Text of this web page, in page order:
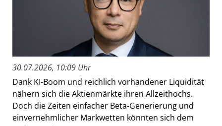
30.07.2026, 10:09 Uhr
Dank KI-Boom und reichlich vorhandener Liquidität
nähern sich die Aktienmärkte ihren Allzeithochs.
Doch die Zeiten einfacher Beta-Generierung und
einvernehmlicher Markwetten könnten sich dem